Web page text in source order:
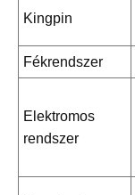
Kingpin
Fékrendszer
Elektromos
rendszer